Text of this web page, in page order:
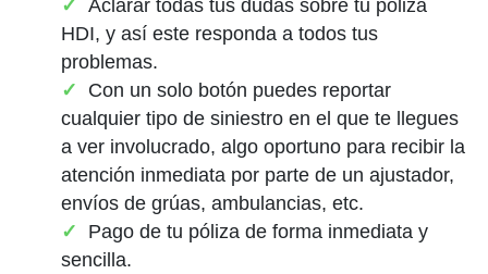
Aclarar todas tus dudas sobre tu póliza
HDI, y así este responda a todos tus
problemas.
Con un solo botón puedes reportar
cualquier tipo de siniestro en el que te llegues
a ver involucrado, algo oportuno para recibir la
atención inmediata por parte de un ajustador,
envíos de grúas, ambulancias, etc.
Pago de tu póliza de forma inmediata y
sencilla.